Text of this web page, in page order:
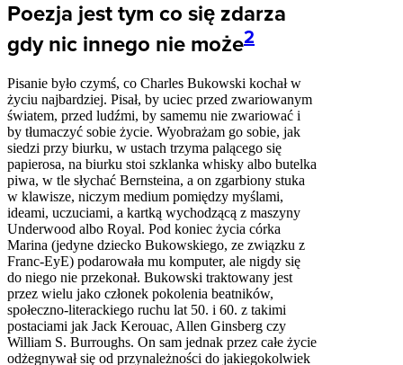
Poezja jest tym co się zdarza
gdy nic innego nie może2
Pisanie było czymś, co Charles Bukowski kochał w
życiu najbardziej. Pisał, by uciec przed zwariowanym
światem, przed ludźmi, by samemu nie zwariować i
by tłumaczyć sobie życie. Wyobrażam go sobie, jak
siedzi przy biurku, w ustach trzyma palącego się
papierosa, na biurku stoi szklanka whisky albo butelka
piwa, w tle słychać Bernsteina, a on zgarbiony stuka
w klawisze, niczym medium pomiędzy myślami,
ideami, uczuciami, a kartką wychodzącą z maszyny
Underwood albo Royal. Pod koniec życia córka
Marina (jedyne dziecko Bukowskiego, ze związku z
Franc-EyE) podarowała mu komputer, ale nigdy się
do niego nie przekonał. Bukowski traktowany jest
przez wielu jako członek pokolenia beatników,
społeczno-literackiego ruchu lat 50. i 60. z takimi
postaciami jak Jack Kerouac, Allen Ginsberg czy
William S. Burroughs. On sam jednak przez całe życie
odżegnywał się od przynależności do jakiegokolwiek